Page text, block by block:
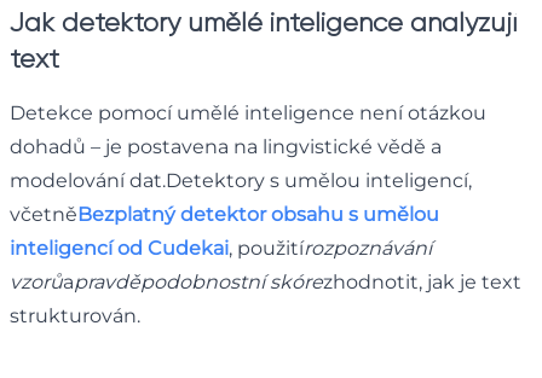
Jak detektory umělé inteligence analyzují
text
Detekce pomocí umělé inteligence není otázkou
dohadů – je postavena na lingvistické vědě a
modelování dat.Detektory s umělou inteligencí,
včetněBezplatný detektor obsahu s umělou
inteligencí od Cudekai, použitírozpoznávání
vzorůapravděpodobnostní skórezhodnotit, jak je text
strukturován.